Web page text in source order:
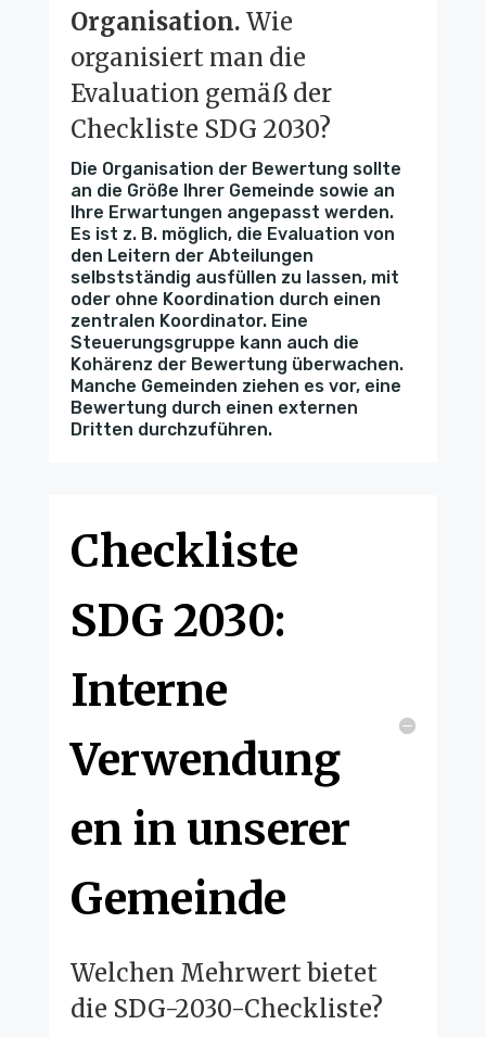
Organisation. Wie
organisiert man die
Evaluation gemäß der
Checkliste SDG 2030?
Die Organisation der Bewertung sollte
an die Größe Ihrer Gemeinde sowie an
Ihre Erwartungen angepasst werden.
Es ist z. B. möglich, die Evaluation von
den Leitern der Abteilungen
selbstständig ausfüllen zu lassen, mit
oder ohne Koordination durch einen
zentralen Koordinator. Eine
Steuerungsgruppe kann auch die
Kohärenz der Bewertung überwachen.
Manche Gemeinden ziehen es vor, eine
Bewertung durch einen externen
Dritten durchzuführen.
Checkliste
SDG 2030:
Interne
Verwendung
en in unserer
Gemeinde
Welchen Mehrwert bietet
die SDG-2030-Checkliste?